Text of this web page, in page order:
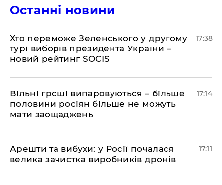
Останні новини
Хто переможе Зеленського у другому
турі виборів президента України –
новий рейтинг SOCIS
17:38
Вільні гроші випаровуються – більше
половини росіян більше не можуть
мати заощаджень
17:14
Арешти та вибухи: у Росії почалася
велика зачистка виробників дронів
17:11